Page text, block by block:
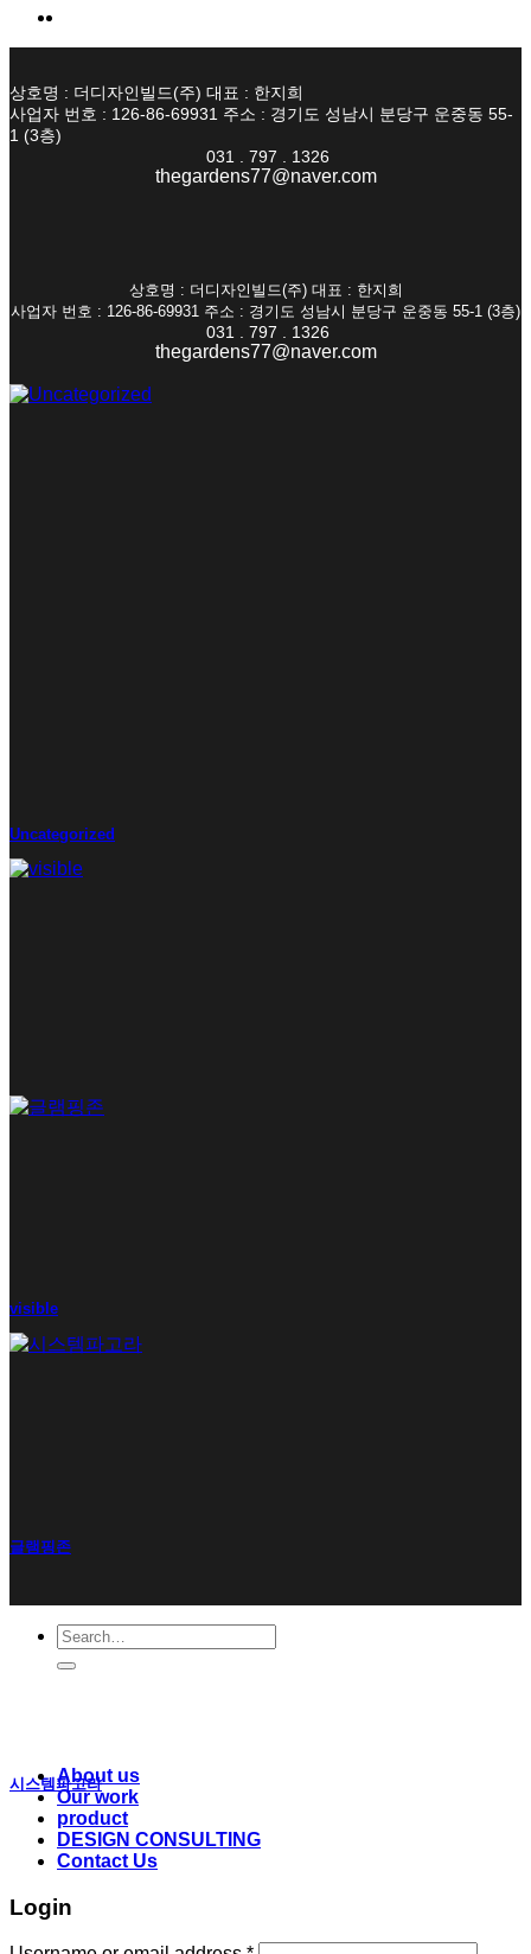
상호명 : 더디자인빌드(주) 대표 : 한지희
사업자 번호 : 126-86-69931 주소 : 경기도 성남시 분당구 운중동 55-
1 (3층)
031 . 797 . 1326
thegardens77@naver.com
상호명 : 더디자인빌드(주) 대표 : 한지희
사업자 번호 : 126-86-69931 주소 : 경기도 성남시 분당구 운중동 55-1 (3층)
031 . 797 . 1326
thegardens77@naver.com
Uncategorized
visible
글램핑존
시스템파고라
Search
for:
About us
Our work
product
DESIGN CONSULTING
Contact Us
Login